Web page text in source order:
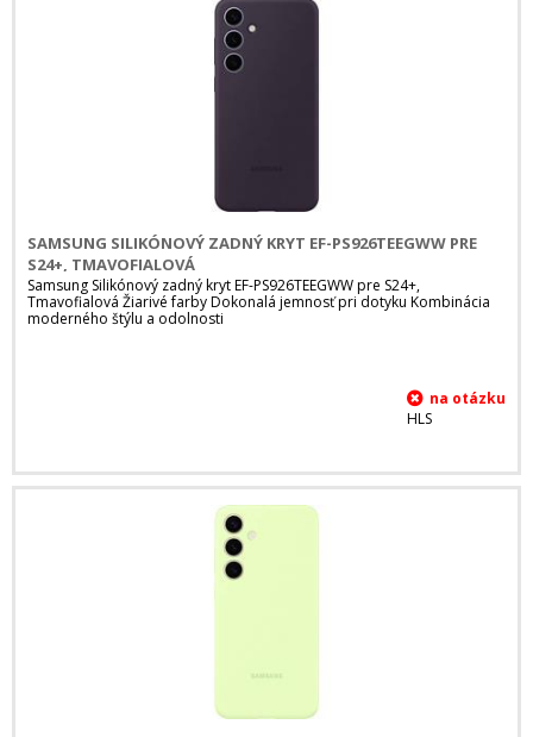
SAMSUNG SILIKÓNOVÝ ZADNÝ KRYT EF-PS926TEEGWW PRE
S24+, TMAVOFIALOVÁ
Samsung Silikónový zadný kryt EF-PS926TEEGWW pre S24+,
Tmavofialová Žiarivé farby Dokonalá jemnosť pri dotyku Kombinácia
moderného štýlu a odolnosti
HLS